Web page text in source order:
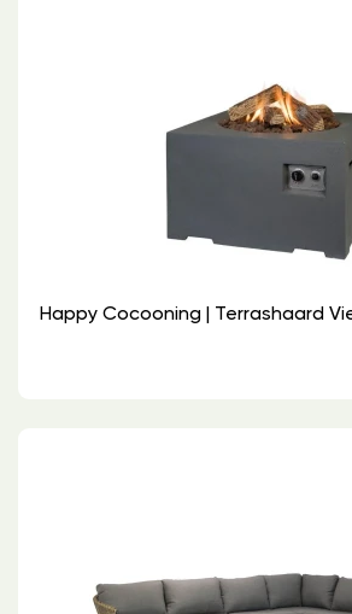
Happy Cocooning | Terrashaard